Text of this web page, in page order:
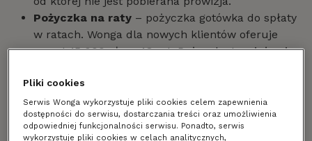
Pożyczka na raty – pożyczka gotówka do spłaty
w ratach. Wonga dla nowych klientów oferuje
nawet 15 000 zł na 48 rat. Pożyczka ta wiąże się
kapitałowe. Możemy Ci również przedstawić
ofertę nieoprocentowanej pożyczki lub pożyczki,
od której nie jest pobierana prowizja.
Wonga Limit– produkt łączący usługi płatnicze
Pliki cookies
Serwis Wonga wykorzystuje pliki cookies celem zapewnienia
dostępności do serwisu, dostarczania treści oraz umożliwienia
odpowiedniej funkcjonalności serwisu. Ponadto, serwis
wykorzystuje pliki cookies w celach analitycznych,